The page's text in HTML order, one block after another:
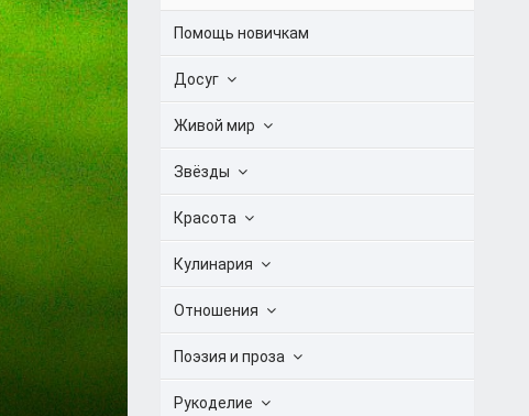
Помощь новичкам
Досуг
Живой мир
Звёзды
Красота
Кулинария
Отношения
Поэзия и проза
Рукоделие